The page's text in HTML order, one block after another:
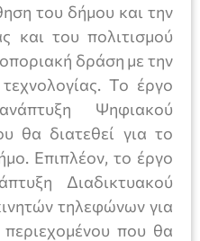
του δήμου και την
και του πολιτισμού
δράση με την
Το έργο
Ψηφιακού
θα διατεθεί για το
Επιπλέον, το έργο
Διαδικτυακού
τηλεφώνων για
που θα